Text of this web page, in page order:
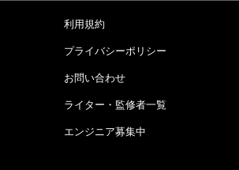
利用規約
プライバシーポリシー
お問い合わせ
ライター・監修者一覧
エンジニア募集中